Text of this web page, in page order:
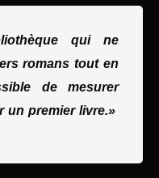
qui ne
romans tout en
de mesurer
un premier livre.»